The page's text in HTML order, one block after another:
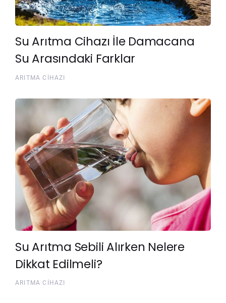
Su Arıtma Cihazı İle Damacana
Su Arasındaki Farklar
ARITMA CIHAZI
Su Arıtma Sebili Alırken Nelere
Dikkat Edilmeli?
ARITMA CIHAZI